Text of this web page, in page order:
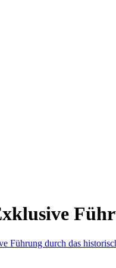
Führung durch das